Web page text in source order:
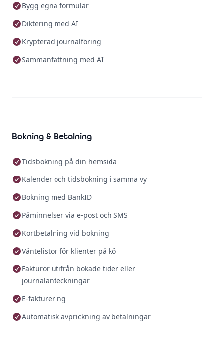
Bygg egna formulär
Diktering med AI
Krypterad journalföring
Sammanfattning med AI
Bokning & Betalning
Tidsbokning på din hemsida
Kalender och tidsbokning i samma vy
Bokning med BankID
Påminnelser via e-post och SMS
Kortbetalning vid bokning
Väntelistor för klienter på kö
Fakturor utifrån bokade tider eller
journalanteckningar
E-fakturering
Automatisk avprickning av betalningar